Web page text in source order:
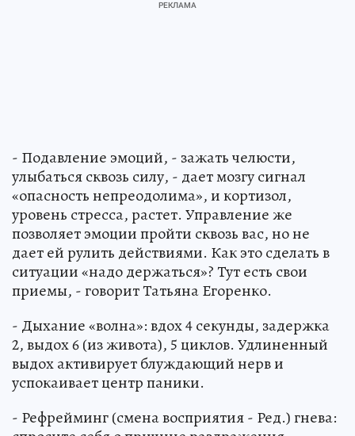
- Подавление эмоций, - зажать челюсти,
улыбаться сквозь силу, - дает мозгу сигнал
«опасность непреодолима», и кортизол,
уровень стресса, растет. Управление же
позволяет эмоции пройти сквозь вас, но не
дает ей рулить действиями. Как это сделать в
ситуации «надо держаться»? Тут есть свои
приемы, - говорит Татьяна Егоренко.
- Дыхание «волна»: вдох 4 секунды, задержка
2, выдох 6 (из живота), 5 циклов. Удлиненный
выдох активирует блуждающий нерв и
успокаивает центр паники.
- Рефрейминг (смена восприятия - Ред.) гнева: